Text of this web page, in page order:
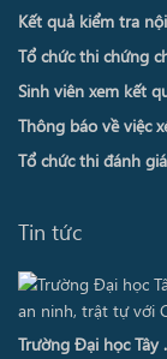
Kết quả kiểm tra
Tổ chức thi chứng
Sinh viên xem kết
Thông báo về việc
Tổ chức thi đánh
Tin tức
Trường Đại học Tây